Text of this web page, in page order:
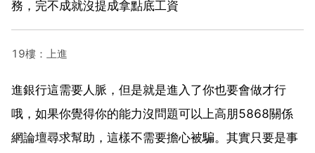
務，完不成就沒提成拿點底工資
19樓：上進
進銀行這需要人脈，但是就是進入了你也要會做才行
哦，如果你覺得你的能力沒問題可以上高朋5868關係
網論壇尋求幫助，這樣不需要擔心被騙。其實只要是事